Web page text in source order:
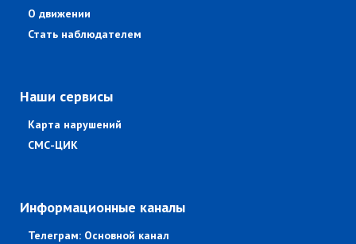
О движении
Стать наблюдателем
Наши сервисы
Карта нарушений
СМС-ЦИК
Информационные каналы
Телеграм: Основной канал